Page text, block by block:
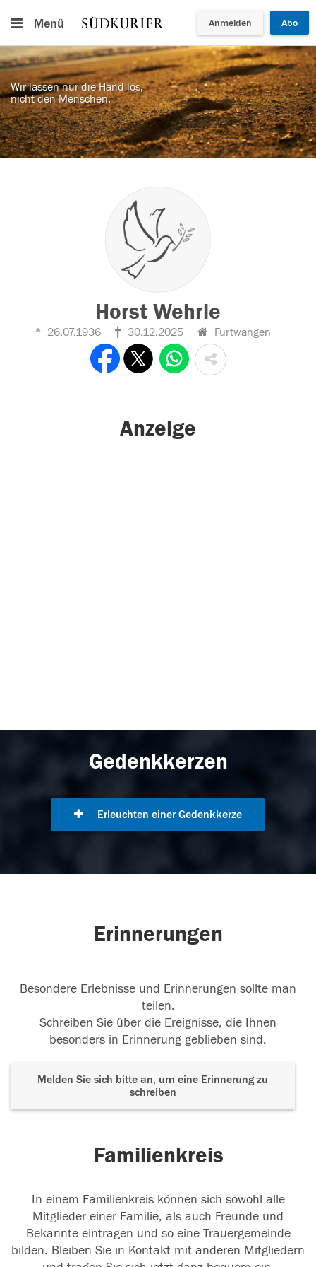
Menü Anmelden Abo
Wir lassen nur die Hand los,
nicht den Menschen.
Horst Wehrle
26.07.1936 30.12.2025 Furtwangen
Anzeige
Gedenkkerzen
Erleuchten einer Gedenkkerze
Erinnerungen
Besondere Erlebnisse und Erinnerungen sollte man
teilen.
Schreiben Sie über die Ereignisse, die Ihnen
besonders in Erinnerung geblieben sind.
Melden Sie sich bitte an, um eine Erinnerung zu
schreiben
Familienkreis
In einem Familienkreis können sich sowohl alle
Mitglieder einer Familie, als auch Freunde und
Bekannte eintragen und so eine Trauergemeinde
bilden. Bleiben Sie in Kontakt mit anderen Mitgliedern